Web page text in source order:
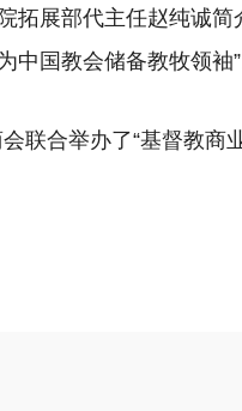
拓展部代主任赵纯诚简
国教会储备教牧领袖”
联合举办了“基督教商